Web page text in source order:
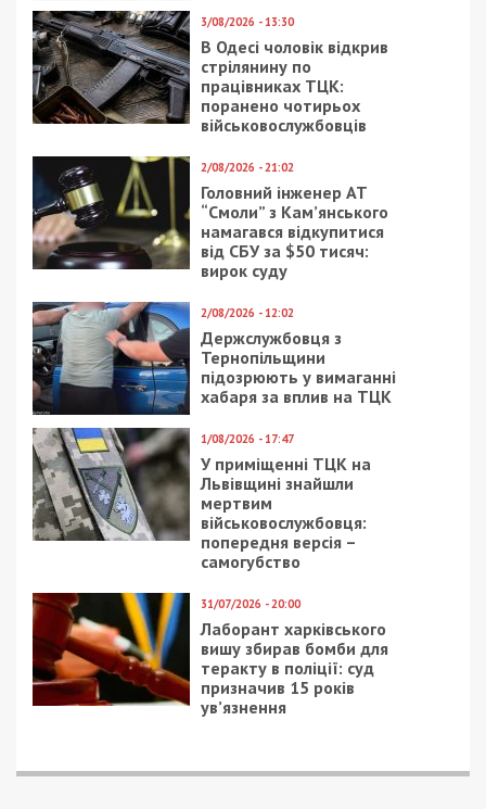
3/08/2026 - 13:30
В Одесі чоловік відкрив
стрілянину по
працівниках ТЦК:
поранено чотирьох
військовослужбовців
2/08/2026 - 21:02
Головний інженер АТ
“Смоли” з Кам’янського
намагався відкупитися
від СБУ за $50 тисяч:
вирок суду
2/08/2026 - 12:02
Держслужбовця з
Тернопільщини
підозрюють у вимаганні
хабаря за вплив на ТЦК
1/08/2026 - 17:47
У приміщенні ТЦК на
Львівщині знайшли
мертвим
військовослужбовця:
попередня версія –
самогубство
31/07/2026 - 20:00
Лаборант харківського
вишу збирав бомби для
теракту в поліції: суд
призначив 15 років
ув’язнення